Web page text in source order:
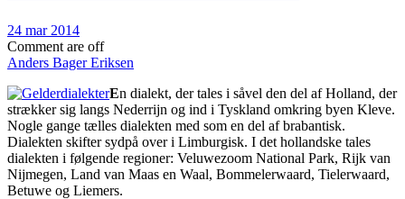
24 mar 2014
Comment are off
Anders Bager Eriksen
En dialekt, der tales i såvel den del af Holland, der
strækker sig langs Nederrijn og ind i Tyskland omkring byen Kleve.
Nogle gange tælles dialekten med som en del af brabantisk.
Dialekten skifter sydpå over i Limburgisk. I det hollandske tales
dialekten i følgende regioner: Veluwezoom National Park, Rijk van
Nijmegen, Land van Maas en Waal, Bommelerwaard, Tielerwaard,
Betuwe og Liemers.